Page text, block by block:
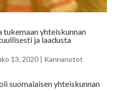
yhteiskunnan
ja laadusta
13, 2020| Kannanotot
suomalaisen yhteiskunnan